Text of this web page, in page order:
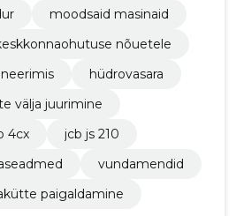
moodsaid masinaid
nõuetele
hüdrovasara
välja juurimine
4cx
jcb js 210
vundamendid
paigaldamine